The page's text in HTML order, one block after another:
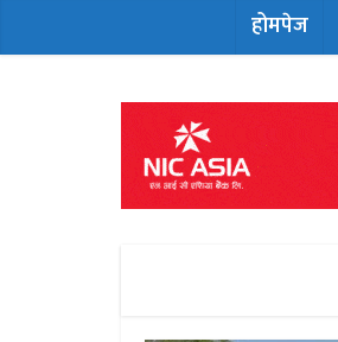
होमपेज